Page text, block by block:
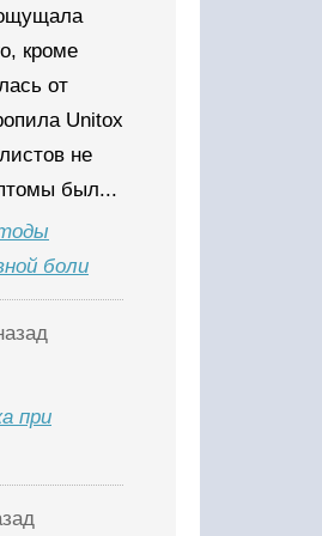
кроме
от
Unitox
не
был...
боли
при